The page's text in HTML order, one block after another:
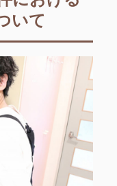
いて